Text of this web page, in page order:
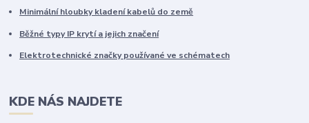
Minimální hloubky kladení kabelů do země
Běžné typy IP krytí a jejich značení
Elektrotechnické značky používané ve schématech
KDE NÁS NAJDETE